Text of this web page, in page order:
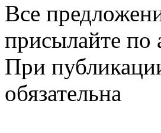
Все
присылайте по
При
обязательна